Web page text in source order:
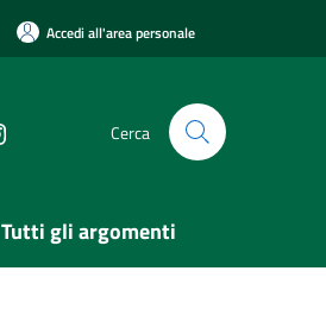
Accedi all'area personale
Cerca
Tutti gli argomenti